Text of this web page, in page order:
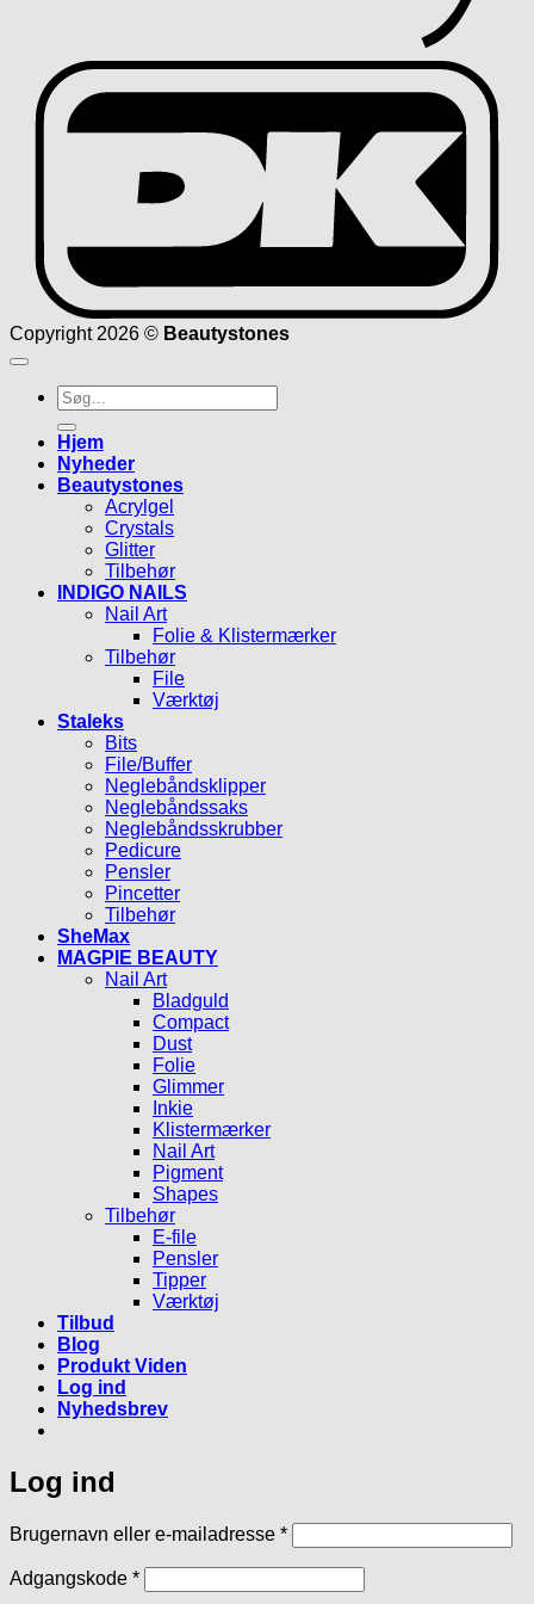
Copyright 2026 © Beautystones
Søg
efter:
Hjem
Nyheder
Beautystones
Acrylgel
Crystals
Glitter
Tilbehør
INDIGO NAILS
Nail Art
Folie & Klistermærker
Tilbehør
File
Værktøj
Staleks
Bits
File/Buffer
Neglebåndsklipper
Neglebåndssaks
Neglebåndsskrubber
Pedicure
Pensler
Pincetter
Tilbehør
SheMax
MAGPIE BEAUTY
Nail Art
Bladguld
Compact
Dust
Folie
Glimmer
Inkie
Klistermærker
Nail Art
Pigment
Shapes
Tilbehør
E-file
Pensler
Tipper
Værktøj
Tilbud
Blog
Produkt Viden
Log ind
Nyhedsbrev
Log ind
Brugernavn eller e-mailadresse *Påkrævet
Adgangskode *Påkrævet